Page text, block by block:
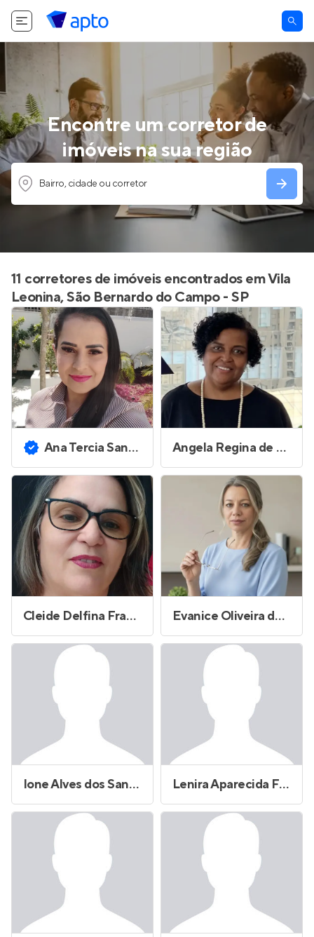
Encontre um corretor de
imóveis na sua região
Bairro, cidade ou corretor
11 corretores de imóveis encontrados em Vila
Leonina, São Bernardo do Campo - SP
Ana Tercia Santos Costa Angela Regina de Paula Silva
Cleide Delfina Fraccadosso Rodrigues Evanice Oliveira dos Santos
Ione Alves dos Santos Lenira Aparecida Ferreira